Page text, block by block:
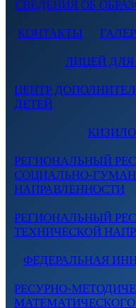
СВЕДЕНИЯ ОБ
КОНТАКТЫ
ЛИЦЕЙ
ЦЕНТР
ДЕТЕЙ
РЕГИОНАЛЬНЫЙ
СОЦИАЛЬНО-
НАПРАВЛЕННОСТИ
РЕГИОНАЛЬНЫЙ
ТЕХНИЧЕСКОЙ
ФЕДЕРАЛЬНАЯ
РЕСУРНО-